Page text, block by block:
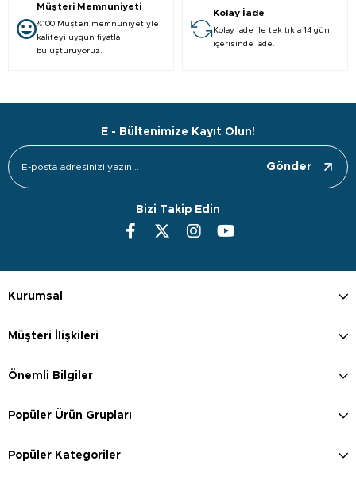
Müşteri Memnuniyeti
%100 Müşteri memnuniyetiyle
kaliteyi uygun fiyatla
buluşturuyoruz.
Kolay İade
Kolay iade ile tek tıkla 14 gün
içerisinde iade.
E - Bültenimize Kayıt Olun!
Gönder
Bizi Takip Edin
Kurumsal
Müşteri İlişkileri
Önemli Bilgiler
Popüler Ürün Grupları
Popüler Kategoriler